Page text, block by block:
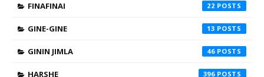
FINAFINAI 22
GINE-GINE 13
GININ JIMLA 46
HARSHE 396